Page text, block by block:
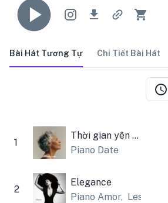
Bài Hát Tương Tự Chi Tiết Bài Hát
1
Thời gian yên bình
Piano Date
2
Elegance
Piano Amor, Lesfm